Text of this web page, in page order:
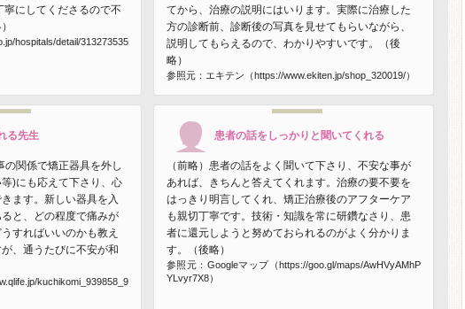
寧にしてくださるので不
hospitals/detail/313273535
てから、治療の説明にはいります。実際に治療した
方の診断前、診断後の写真を見せてもらいながら、
説明してもらえるので、わかりやすいです。（後
略）
参照元：エキテン（https://www.ekiten.jp/shop_320019/）
る先生
の関係で矯正器具を外し
)にも応えて下さり、心
ます。新しい器具を入
と、どの程度で痛みが
すればいいのかも教え
、通うたびに不安が和
kuchikomi_939858_9
患者の話をしっかりと聞いてくれる
（前略）患者の話をよく聞いて下さり、不安な事が
あれば、きちんと答えてくれます。治療の要不要を
はっきり明言してくれ、矯正治療後のアフターケア
も親切丁寧です。技術・知識を常に研鑽なさり、患
者に還元しようと努めておられるのがよく分かりま
す。（後略）
参照元：Googleマップ（https://goo.gl/maps/AwHVyAMhP
YLvyr7X8）